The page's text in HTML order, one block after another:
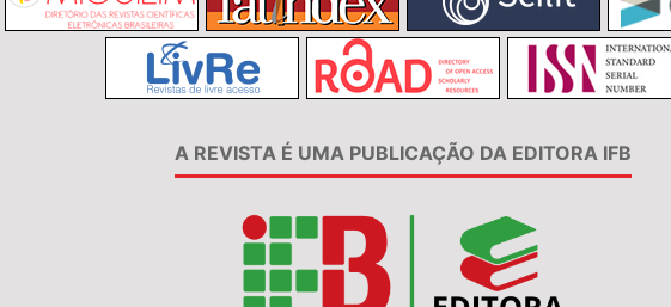
A REVISTA É UMA PUBLICAÇÃO DA EDITORA IFB